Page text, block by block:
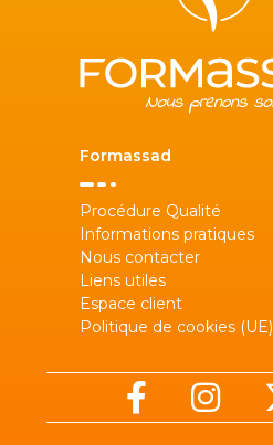
Formassad
Procédure Qualité
Informations pratiques
Nous contacter
Liens utiles
Espace client
Politique de cookies (UE)